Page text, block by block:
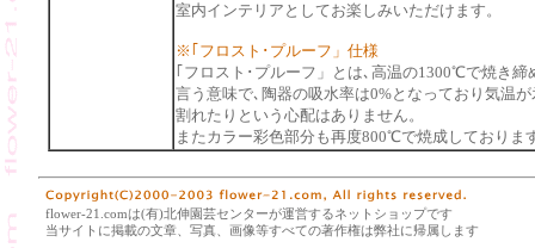
室内インテリアとしてお楽しみいただけます。
※｢フロスト･プルーフ」仕様
｢フロスト･プルーフ」とは､高温の1300℃で焼き
言う意味で､陶器の吸水率は0%となっており気温
割れたりという心配はありません。
またカラー彩色部分も再度800℃で焼成しておりま
flower-21.comは(有)北伸園芸センターが運営するネットショップです
当サイトに掲載の文章、写真、画像等すべての著作権は弊社に帰属します